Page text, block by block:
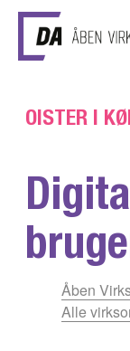
Gå til
OISTER I
Åben
Alle